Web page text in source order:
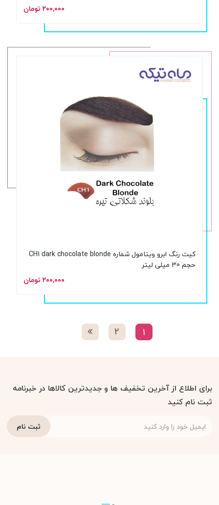
۲۰۰,۰۰۰ تومان
کیت رنگ ابرو ویتامول شماره CH1 dark chocolate blonde
حجم 30 میلی لیتر
۲۰۰,۰۰۰ تومان
1
2
برای اطلاع از آخرین تخفیف ها و جدیدترین کالاها در خبرنامه
ثبت نام کنید